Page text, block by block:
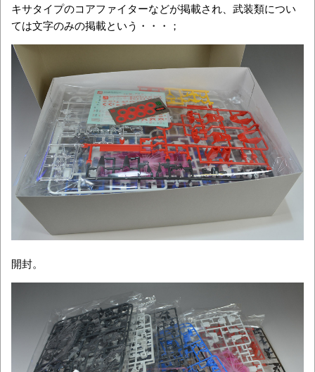
キサタイプのコアファイターなどが掲載され、武装類につい
ては文字のみの掲載という・・・；
開封。